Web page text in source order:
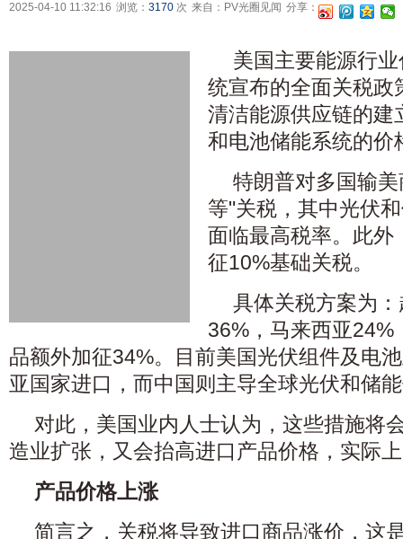
2025-04-10 11:32:16 浏览： 3170 次 来自：PV光圈见闻 分享：
美国主要能源行
统宣布的全面关税政
清洁能源供应链的建
和电池储能系统的价
特朗普对多国输
等"关税，其中光伏
面临最高税率。此外
征10%基础关税。
具体关税方案为
36%，马来西亚24%
品额外加征34%。目前美国光伏组件及电
亚国家进口，而中国则主导全球光伏和储
对此，美国业内人士认为，这些措施将
造业扩张，又会抬高进口产品价格，实际
产品价格上涨
简言之，关税将导致进口商品涨价，这